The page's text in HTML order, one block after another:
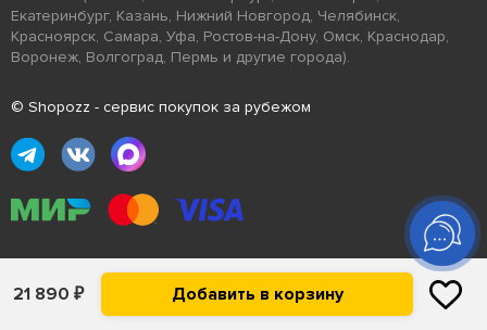
21 890 ₽
Екатеринбург, Казань, Нижний Новгород, Челябинск,
Красноярск, Самара, Уфа, Ростов-на-Дону, Омск, Краснодар,
Воронеж, Волгоград, Пермь и другие города).
© Shopozz - сервис покупок за рубежом